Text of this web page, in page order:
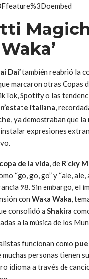
Dai’también reabrió la
marcaron otras Copas
Spotify o las
italiana,
, ya demostraban que la
expresiones
de la vida, de Ricky
“go, go, go” y “ale, ale,
98. Sin embargo, el
con Waka Waka,
consolidó a Shakira
a la música de los
funcionan como
muchas personas tienen
idioma a través de